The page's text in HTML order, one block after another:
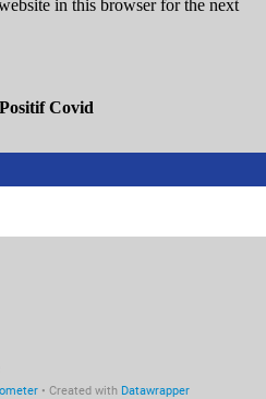
in this browser for the next
Covid